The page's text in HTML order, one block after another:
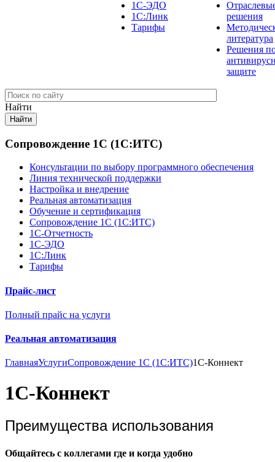
1С-ЭДО
1С:Линк
Тарифы
решения
литература
Решения
защите
Найти
Сопровождение 1С (1С:ИТС)
Консультации по выбору программного обеспечения
Линия технической поддержки
Настройка и внедрение
Реальная автоматизация
Обучение и сертификация
Сопровождение 1С (1С:ИТС)
1С-Отчетность
1С-ЭДО
1С:Линк
Тарифы
Прайс-лист
Полный прайс на услуги
Реальная автоматизация
ГлавнаяУслугиСопровождение 1С (1С:ИТС)1C-Коннект
1С-Коннект
Преимущества использования
Общайтесь с коллегами где и когда удобно